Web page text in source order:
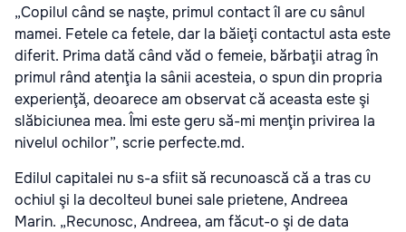
„Copilul când se naşte, primul contact îl are cu sânul
mamei. Fetele ca fetele, dar la băieţi contactul asta este
diferit. Prima dată când văd o femeie, bărbaţii atrag în
primul rând atenţia la sânii acesteia, o spun din propria
experienţă, deoarece am observat că aceasta este şi
slăbiciunea mea. Îmi este geru să-mi menţin privirea la
nivelul ochilor”, scrie perfecte.md.
Edilul capitalei nu s-a sfiit să recunoască că a tras cu
ochiul şi la decolteul bunei sale prietene, Andreea
Marin. „Recunosc, Andreea, am făcut-o şi de data